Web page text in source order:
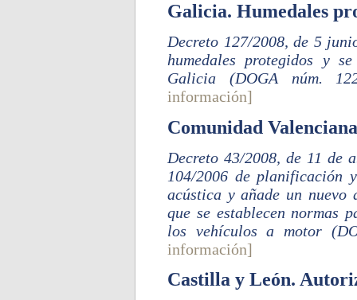
Galicia. Humedales
Decreto 127/2008, de 5
humedales protegidos y
Galicia (DOGA núm.
información]
Comunidad
Decreto 43/2008, de 11 de
104/2006 de planificación
acústica y añade un
que se establecen normas
los vehículos a motor
información]
Castilla y León.